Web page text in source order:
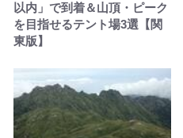
以内」で到着＆山頂・ピーク
を目指せるテント場3選【関
東版】